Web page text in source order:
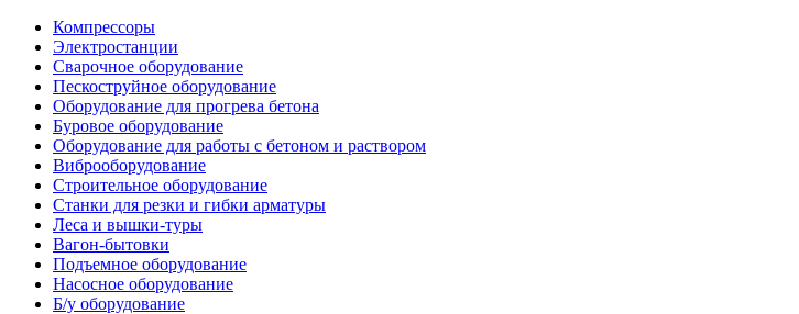
Компрессоры
Электростанции
Сварочное оборудование
Пескоструйное оборудование
Оборудование для прогрева бетона
Буровое оборудование
Оборудование для работы с бетоном и раствором
Виброоборудование
Строительное оборудование
Станки для резки и гибки арматуры
Леса и вышки-туры
Вагон-бытовки
Подъемное оборудование
Насосное оборудование
Б/у оборудование